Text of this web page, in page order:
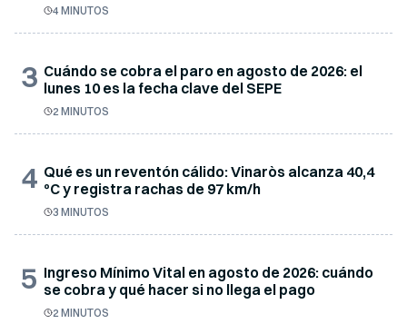
4 MINUTOS
3 Cuándo se cobra el paro en agosto de 2026: el
lunes 10 es la fecha clave del SEPE
2 MINUTOS
4 Qué es un reventón cálido: Vinaròs alcanza 40,4
ºC y registra rachas de 97 km/h
3 MINUTOS
5 Ingreso Mínimo Vital en agosto de 2026: cuándo
se cobra y qué hacer si no llega el pago
2 MINUTOS